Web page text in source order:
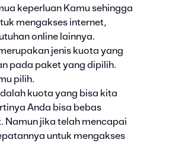
keperluan Kamu sehingga
mengakses internet,
online lainnya.
jenis kuota yang
pada paket yang dipilih.
pilih.
kuota yang bisa kita
Anda bisa bebas
Namun jika telah mencapai
untuk mengakses